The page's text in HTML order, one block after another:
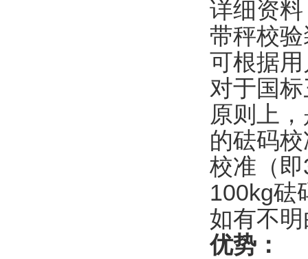
详细资
带秤校
可根据
对于国
原则上
的砝码
校准（即
100kg砝
如有不
优势：